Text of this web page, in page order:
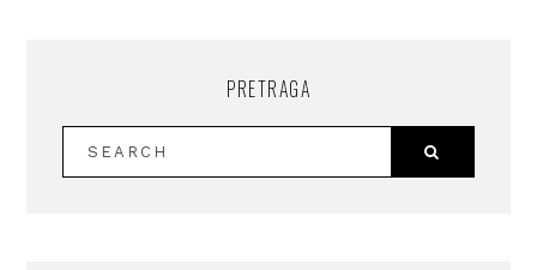
PRETRAGA